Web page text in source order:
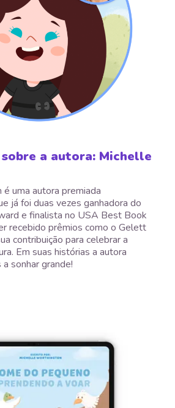
a autora: Michelle
uma autora premiada
já foi duas vezes ganhadora do
e finalista no USA Best Book
recebido prêmios como o Gelett
contribuição para celebrar a
Em suas histórias a autora
sonhar grande!